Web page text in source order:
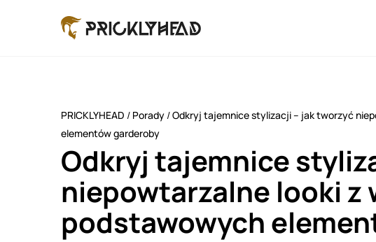
PRICKLYHEAD / Porady /Odkryj tajemnice stylizacji – jak tworzyć
elementów garderoby
Odkryj tajemnice
niepowtarzalne looki z
podstawowych